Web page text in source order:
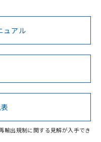
前に、以下を必ずお読
Cd Cr(VI)
BV型式承認
（フランス
KR型式
（韓国
No No
認証/適合状況ページへ
ジからご検索ください
ュアル
輸出規制に関する見解が入手でき